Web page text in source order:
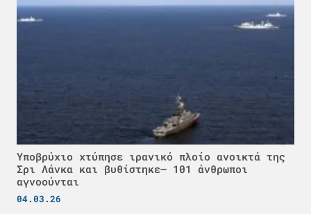
Υποβρύχιο χτύπησε ιρανικό πλοίο ανοικτά της
Σρι Λάνκα και βυθίστηκε– 101 άνθρωποι
αγνοούνται
04.03.26